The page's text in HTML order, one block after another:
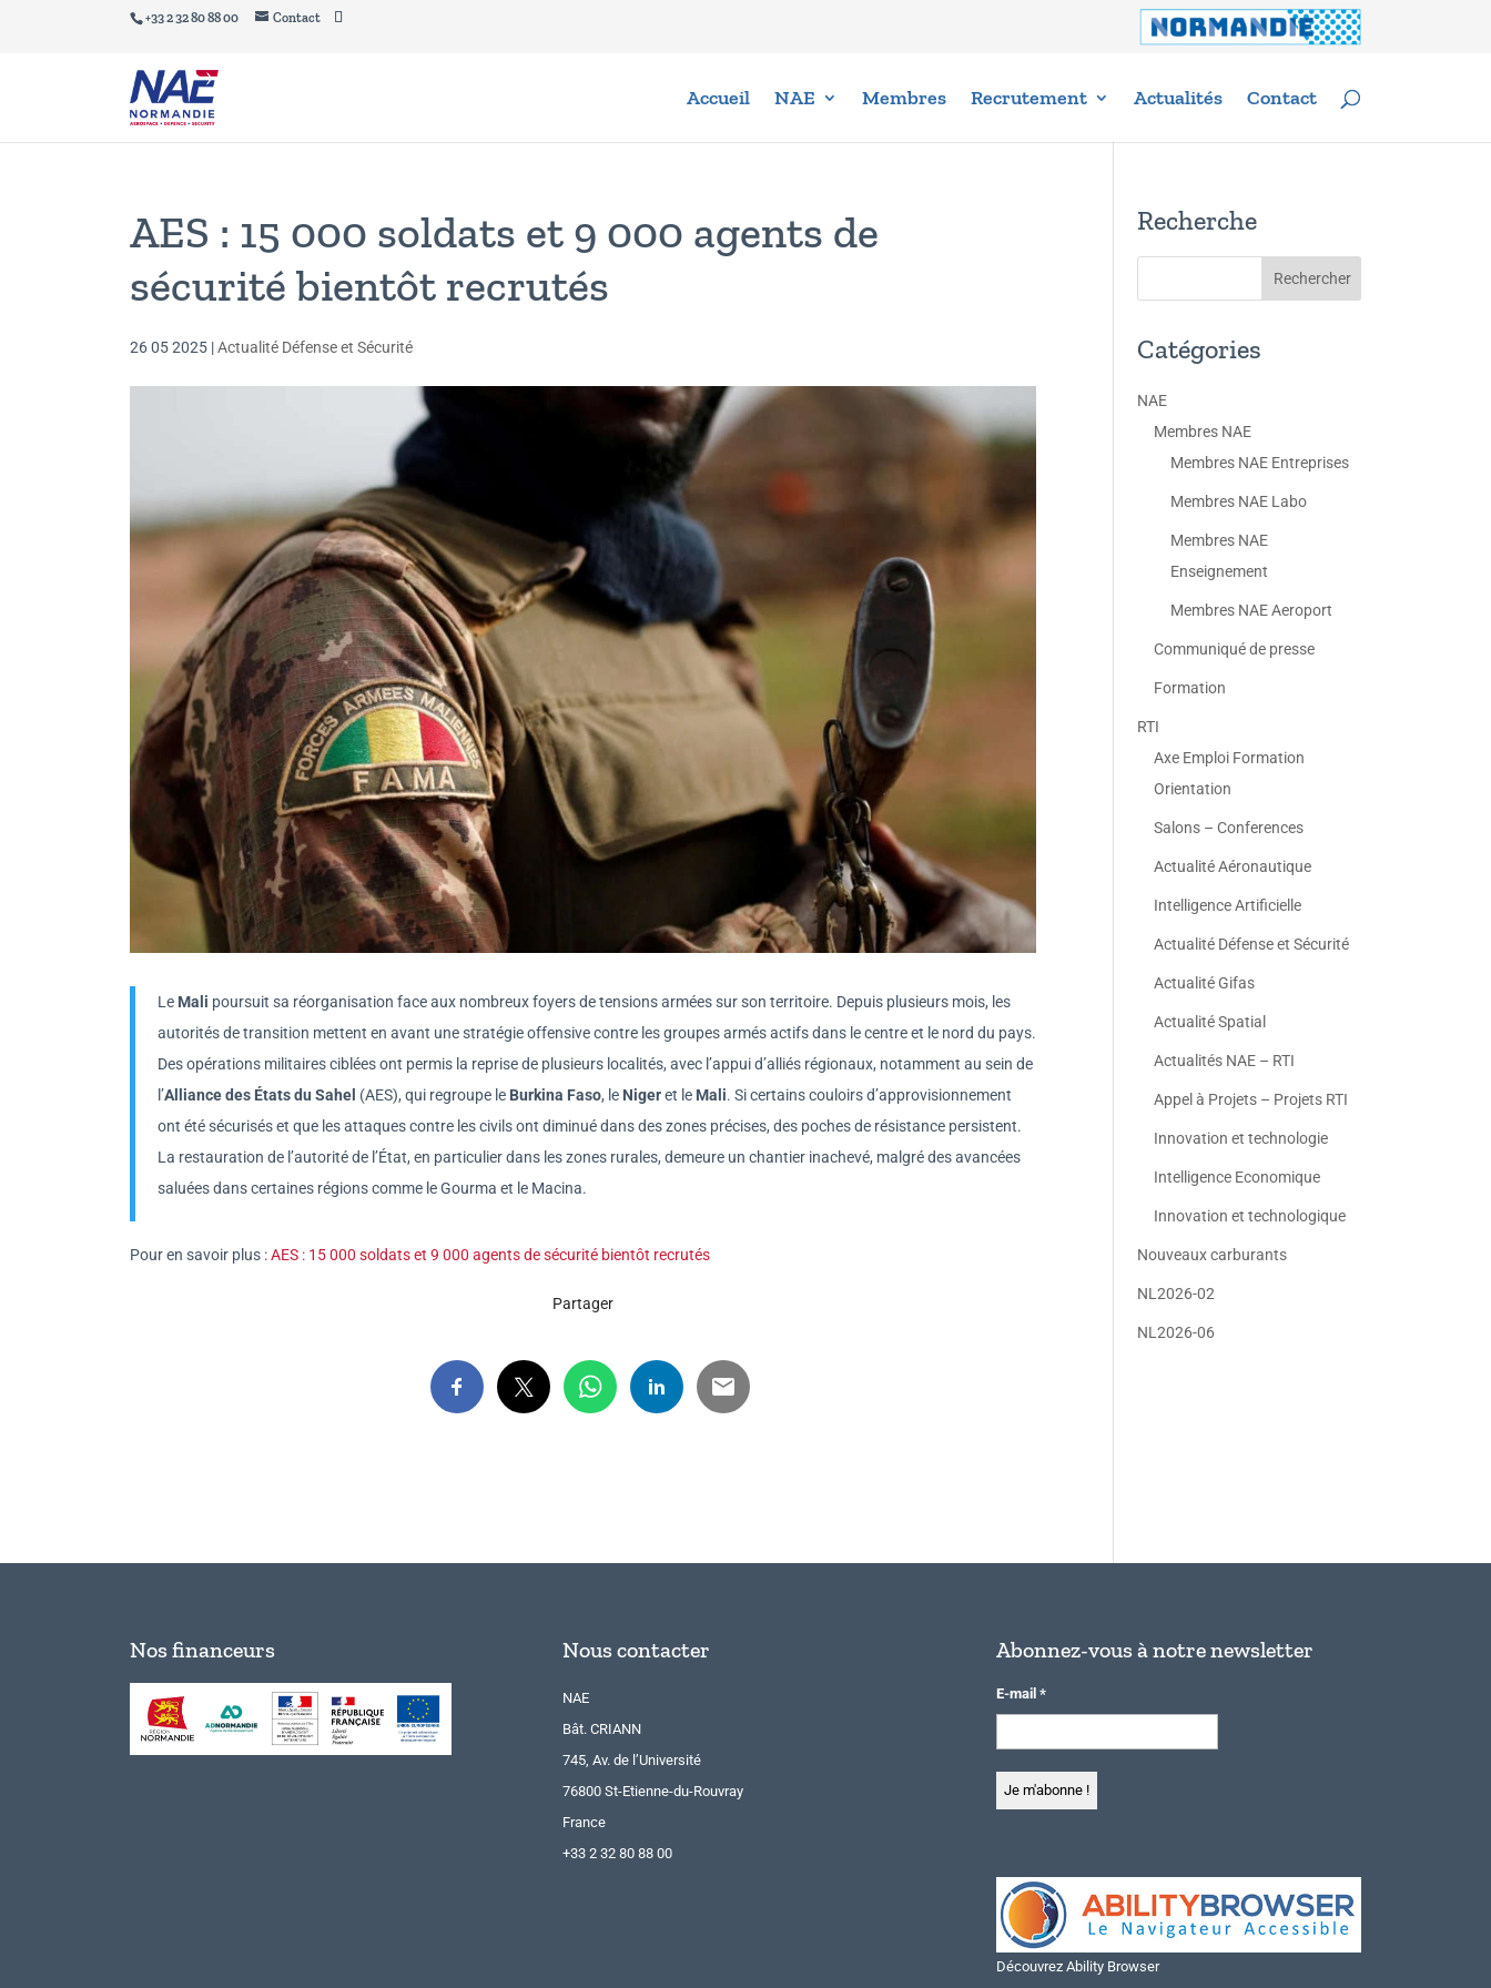
+33 2 32 80 88 00 Contact
Accueil NAE Membres Recrutement Actualités Contact
AES : 15 000 soldats et 9 000 agents de
sécurité bientôt recrutés
26 05 2025 |Actualité Défense et Sécurité
Le Mali poursuit sa réorganisation face aux nombreux foyers de tensions armées sur son territoire. Depuis plusieurs mois, les
autorités de transition mettent en avant une stratégie offensive contre les groupes armés actifs dans le centre et le nord du pays.
Des opérations militaires ciblées ont permis la reprise de plusieurs localités, avec l’appui d’alliés régionaux, notamment au sein de
l’Alliance des États du Sahel (AES), qui regroupe le Burkina Faso, le Nigeret le Mali. Si certains couloirs d’approvisionnement
ont été sécurisés et que les attaques contre les civils ont diminué dans des zones précises, des poches de résistance persistent.
La restauration de l’autorité de l’État, en particulier dans les zones rurales, demeure un chantier inachevé, malgré des avancées
saluées dans certaines régions comme le Gourma et le Macina.
Pour en savoir plus :AES : 15 000 soldats et 9 000 agents de sécurité bientôt recrutés
Partager
Recherche
Catégories
NAE
Membres NAE
Membres NAE Entreprises
Membres NAE Labo
Membres NAE
Enseignement
Membres NAE Aeroport
Communiqué de presse
Formation
RTI
Axe Emploi Formation
Orientation
Salons – Conferences
Actualité Aéronautique
Intelligence Artificielle
Actualité Défense et Sécurité
Actualité Gifas
Actualité Spatial
Actualités NAE – RTI
Appel à Projets – Projets RTI
Innovation et technologie
Intelligence Economique
Innovation et technologique
Nouveaux carburants
NL2026-02
NL2026-06
Nos financeurs Nous contacter
NAE
Bât. CRIANN
745, Av. de l’Université
76800 St-Etienne-du-Rouvray
France
+33 2 32 80 88 00
Abonnez-vous à notre newsletter
E-mail *
Découvrez Ability Browser